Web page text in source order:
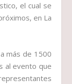
el cual se
en La
más de 1500
al evento que